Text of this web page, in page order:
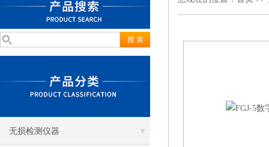
无损检测仪器